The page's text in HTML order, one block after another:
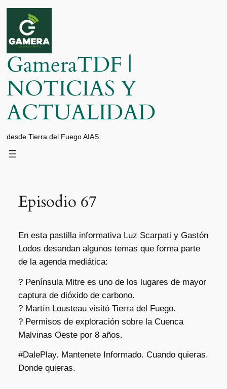
Saltar
contenido
GameraTDF |
NOTICIAS Y
ACTUALIDAD
desde Tierra del Fuego AIAS
Episodio 67
En esta pastilla informativa Luz Scarpati y Gastón
Lodos desandan algunos temas que forma parte
de la agenda mediática:
? Península Mitre es uno de los lugares de mayor
captura de dióxido de carbono.
? Martín Lousteau visitó Tierra del Fuego.
? Permisos de exploración sobre la Cuenca
Malvinas Oeste por 8 años.
#DalePlay. Mantenete Informado. Cuando quieras.
Donde quieras.